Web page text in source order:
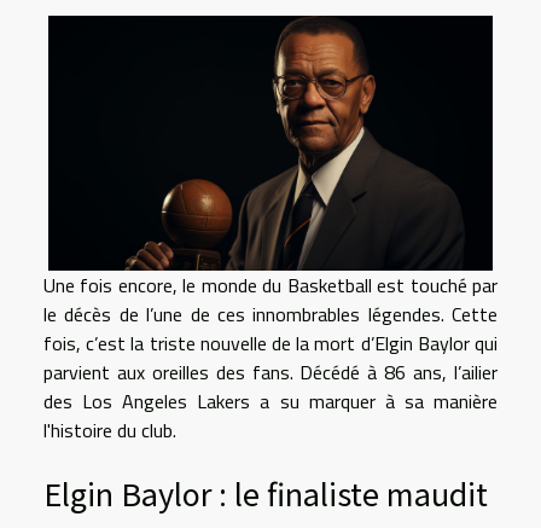
Une fois encore, le monde du Basketball est touché par
le décès de l’une de ces innombrables légendes. Cette
fois, c’est la triste nouvelle de la mort d’Elgin Baylor qui
parvient aux oreilles des fans. Décédé à 86 ans, l’ailier
des Los Angeles Lakers a su marquer à sa manière
l'histoire du club.
Elgin Baylor : le finaliste maudit